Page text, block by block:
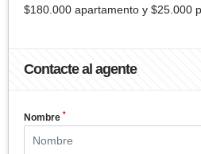
$180.000 apartamento y $25.000
Contacte al agente
Nombre *